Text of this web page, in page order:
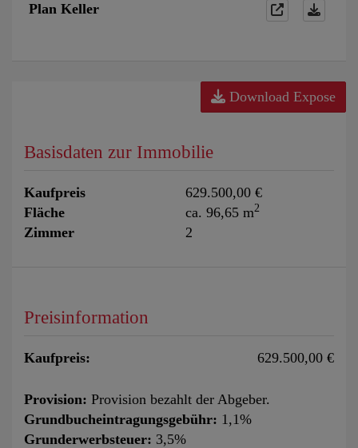
Plan Keller
Download Expose
Basisdaten zur Immobilie
Kaufpreis
629.500,00 €
Fläche
ca. 96,65 m2
Zimmer 2
Preisinformation
Kaufpreis: 629.500,00 €
Provision: Provision bezahlt der Abgeber.
Grundbucheintragungsgebühr: 1,1%
Grunderwerbsteuer: 3,5%